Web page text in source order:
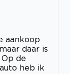
aankoop
daar is
de
heb ik